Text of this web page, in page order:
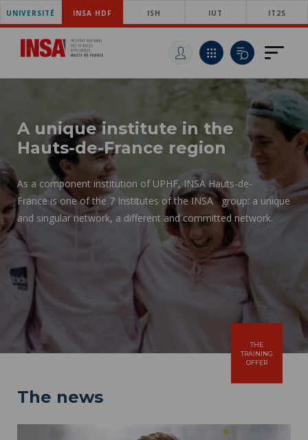
SKIP
TO
MAIN
NAVIGATION
SKIP
MAIN
SKIP
SEARCH
UNIVERSITÉ INSA HDF ISH IUT IT2S
A unique institute in the
Hauts-de-France region
As a component institution of UPHF, INSA Hauts-de-
France is one of the 7 Institutes of the INSA group: a unique
and singular network, a different and committed network.
THE
TRAINING
OFFER
The news